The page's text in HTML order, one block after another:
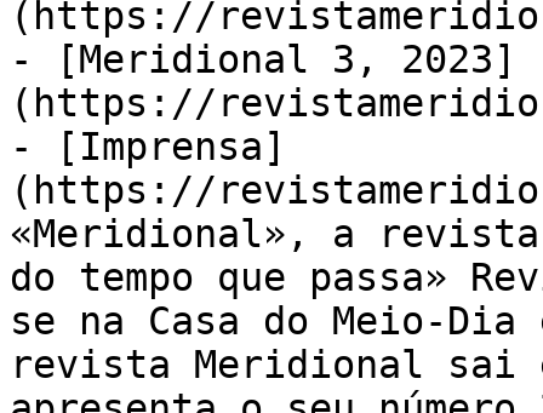
(https://
- [Meridional 3, 2023]
(https://
- [Imprensa]
(https://
«Meridional», a
do tempo que passa»
se na Casa do Meio-Dia
revista Meridional sai